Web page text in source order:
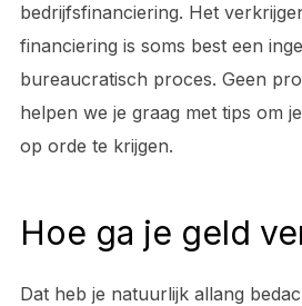
bedrijfsfinanciering. Het
financiering is soms best een
bureaucratisch proces. Geen
helpen we je graag met tips om
op orde te krijgen.
Hoe ga je geld
Dat heb je natuurlijk allang